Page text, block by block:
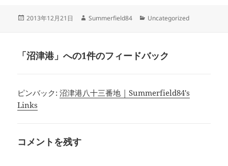
投
2013年12月21日
作
Summerfield84
カ
ー
Uncategorized
「沼津港」への1件のフィードバック
ピンバック:沼津港八十三番地 | Summerfield84's
Links
コメントを残す